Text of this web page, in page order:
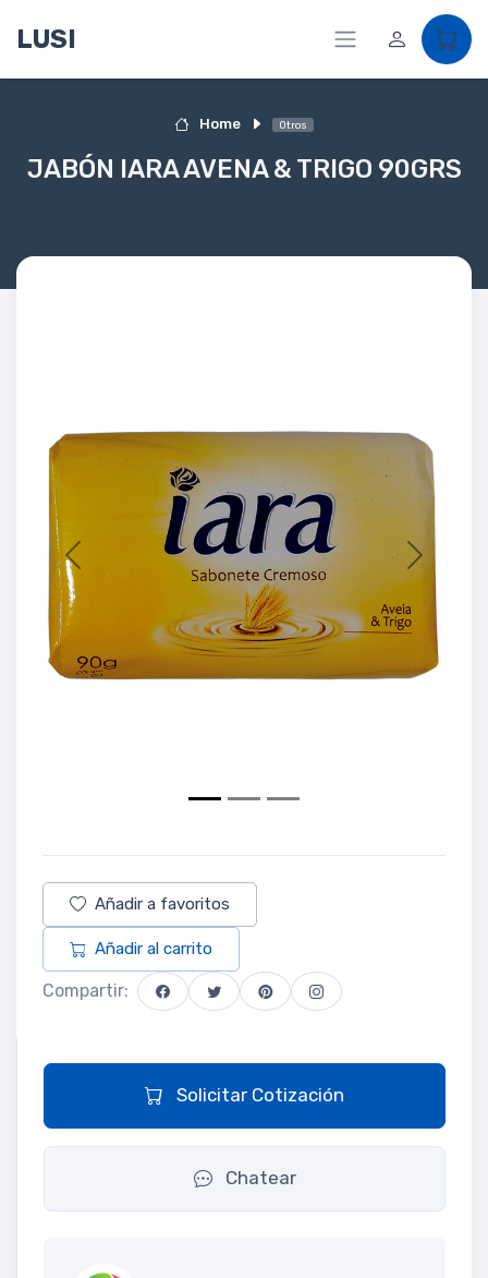
LUSI
Home Otros
JABÓN IARA AVENA & TRIGO 90GRS
Previous Next
Añadir a favoritos
Añadir al carrito
Compartir:
Solicitar Cotización
Chatear